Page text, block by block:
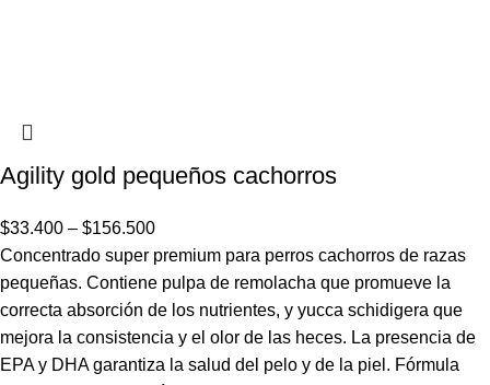
Agility gold pequeños cachorros
$33.400 – $156.500
Concentrado super premium para perros cachorros de razas
pequeñas. Contiene pulpa de remolacha que promueve la
correcta absorción de los nutrientes, y yucca schidigera que
mejora la consistencia y el olor de las heces. La presencia de
EPA y DHA garantiza la salud del pelo y de la piel. Fórmula